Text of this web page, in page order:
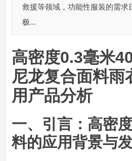
救援等领域，功能性服装的需求
极...
高密度0.3毫米
尼龙复合面料雨
用产品分析
一、引言：高密
料的应用背景与